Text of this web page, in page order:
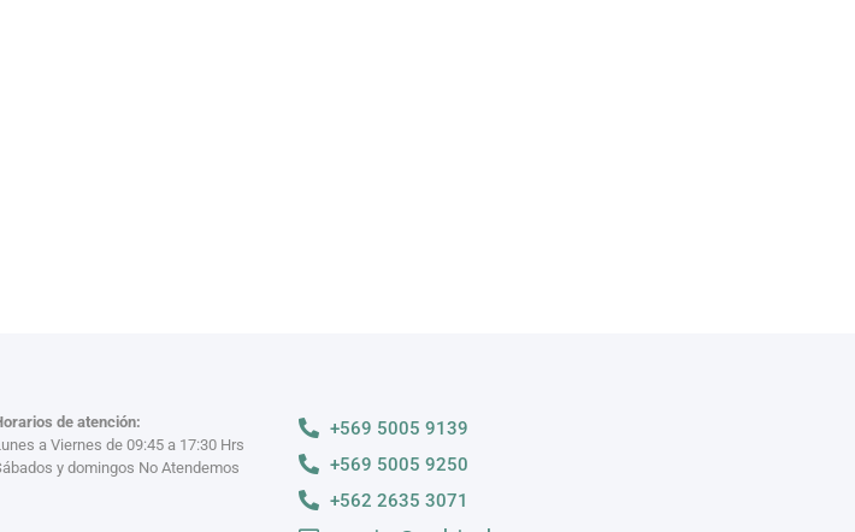
de atención:
a Viernes de 09:45 a 17:30 Hrs
y domingos No Atendemos
+569 5005 9139
+569 5005 9250
+562 2635 3071